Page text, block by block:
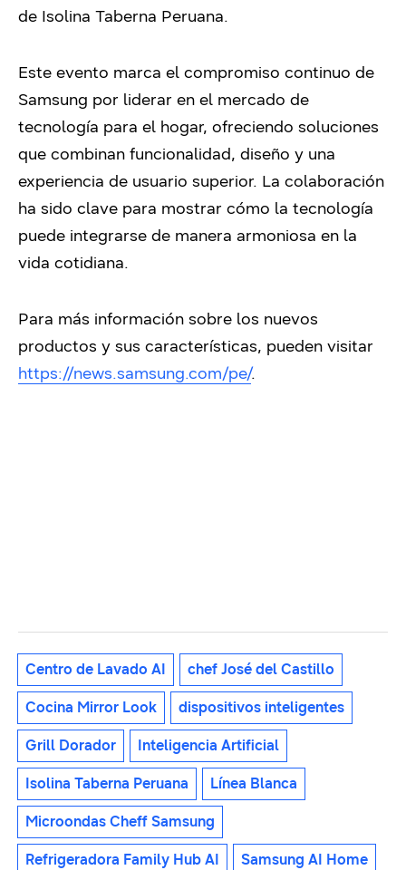
de Isolina Taberna Peruana.
Este evento marca el compromiso continuo de
Samsung por liderar en el mercado de
tecnología para el hogar, ofreciendo soluciones
que combinan funcionalidad, diseño y una
experiencia de usuario superior. La colaboración
ha sido clave para mostrar cómo la tecnología
puede integrarse de manera armoniosa en la
vida cotidiana.
Para más información sobre los nuevos
productos y sus características, pueden visitar
https://news.samsung.com/pe/.
Centro de Lavado AI chef José del Castillo
Cocina Mirror Look dispositivos inteligentes
Grill Dorador Inteligencia Artificial
Isolina Taberna Peruana Línea Blanca
Microondas Cheff Samsung
Refrigeradora Family Hub AI Samsung AI Home